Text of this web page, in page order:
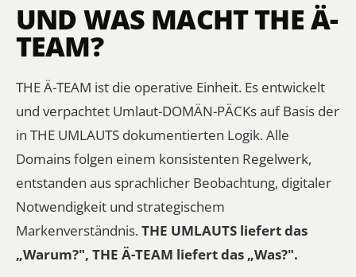
UND WAS MACHT THE Ä-
TEAM?
THE Ä-TEAM ist die operative Einheit. Es entwickelt
und verpachtet Umlaut-DOMÄN-PÄCKs auf Basis der
in THE UMLAUTS dokumentierten Logik. Alle
Domains folgen einem konsistenten Regelwerk,
entstanden aus sprachlicher Beobachtung, digitaler
Notwendigkeit und strategischem
Markenverständnis.THE UMLAUTS liefert das
„Warum?", THE Ä-TEAM liefert das „Was?".